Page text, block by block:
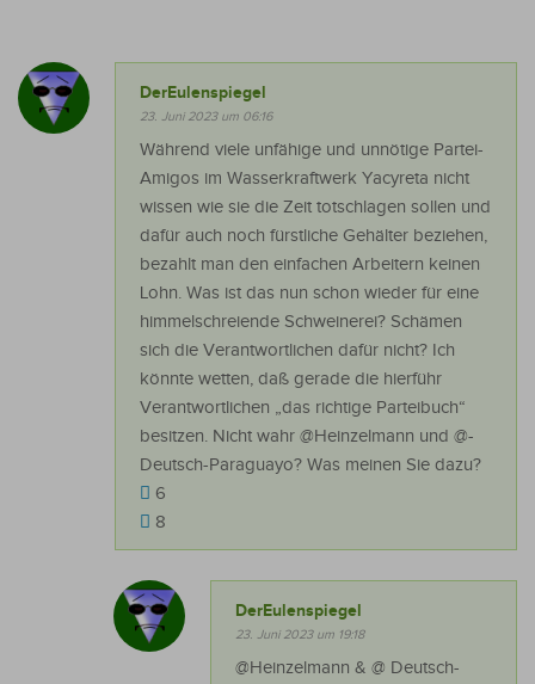
DerEulenspiegel
23. Juni 2023 um 06:16
Während viele unfähige und unnötige Partei-
Amigos im Wasserkraftwerk Yacyreta nicht
wissen wie sie die Zeit totschlagen sollen und
dafür auch noch fürstliche Gehälter beziehen,
bezahlt man den einfachen Arbeitern keinen
Lohn. Was ist das nun schon wieder für eine
himmelschreiende Schweinerei? Schämen
sich die Verantwortlichen dafür nicht? Ich
könnte wetten, daß gerade die hierführ
Verantwortlichen „das richtige Parteibuch“
besitzen. Nicht wahr @Heinzelmann und @-
Deutsch-Paraguayo? Was meinen Sie dazu?
6
8
DerEulenspiegel
23. Juni 2023 um 19:18
@Heinzelmann & @ Deutsch-